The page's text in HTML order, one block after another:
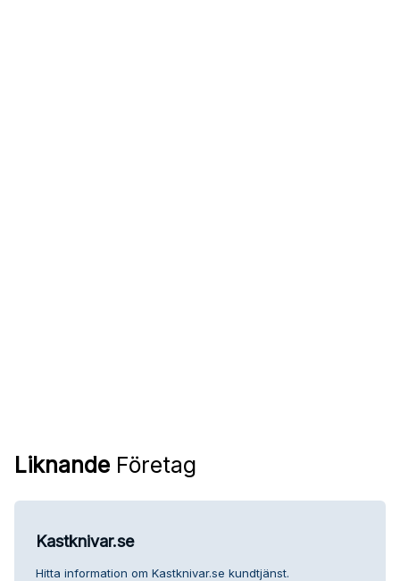
Liknande Företag
Kastknivar.se
Hitta information om Kastknivar.se kundtjänst.